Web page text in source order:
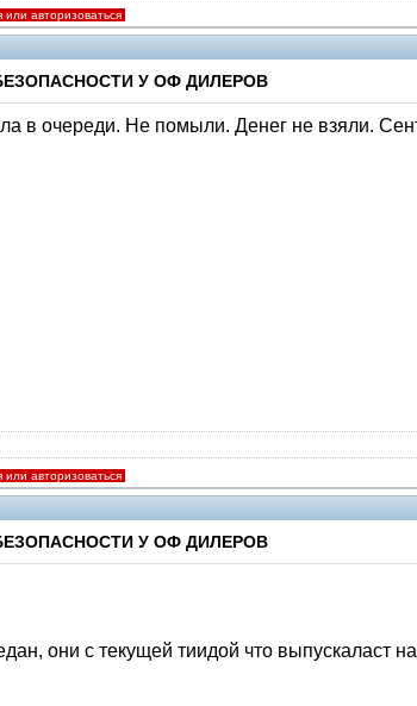
авторизоваться
У ОФ ДИЛЕРОВ
в очереди. Не помыли. Денег не взяли.
авторизоваться
У ОФ ДИЛЕРОВ
они с текущей тиидой что выпускаласт